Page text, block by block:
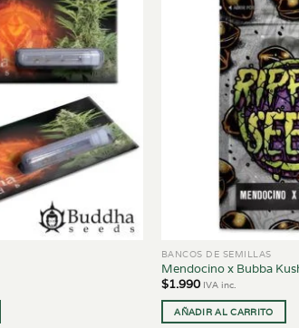
BANCOS DE SEMILLAS
Mendocino x Bubba
$1.990 IVA inc.
AÑADIR AL CARRITO